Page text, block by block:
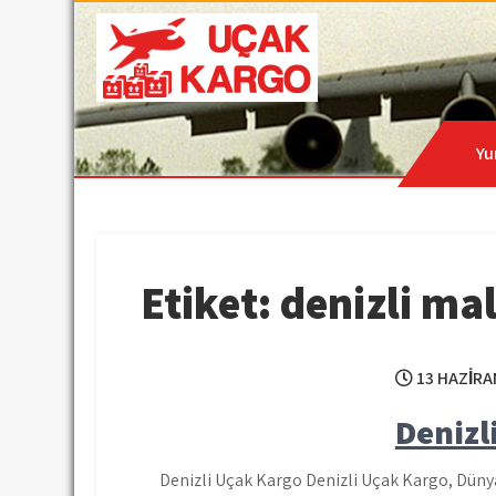
Hava Kargo | Acil
Uçak Kargo
Etiket: denizli
13
Denizli Uçak Kargo Denizli Uçak Kargo,